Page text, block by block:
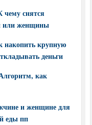
чему снятся
или женщины
накопить крупную
деньги
как
и женщине для
еды пп